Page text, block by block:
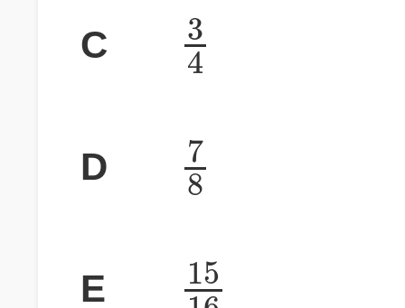
C 3
4
D 7
8
E 15